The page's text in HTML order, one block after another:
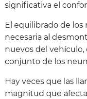
significativa el
El equilibrado de
necesaria al
nuevos del
conjunto de los
Hay veces que las
magnitud que